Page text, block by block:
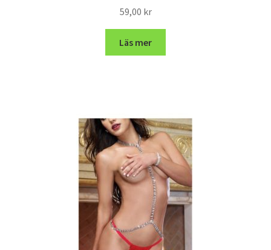
59,00 kr
Läs mer